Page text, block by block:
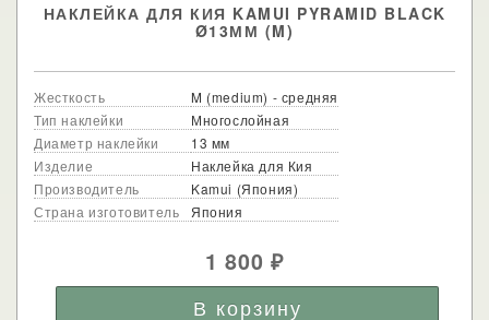
НАКЛЕЙКА ДЛЯ КИЯ KAMUI PYRAMID BLACK
Ø13ММ (M)
Жесткость
M (medium) - средняя
Тип наклейки
Многослойная
Диаметр наклейки
13 мм
Изделие
Наклейка для Кия
Производитель
Kamui (Япония)
Страна изготовитель
Япония
1 800₽